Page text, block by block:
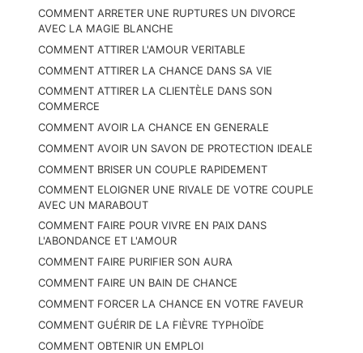
COMMENT ARRETER UNE RUPTURES UN DIVORCE
AVEC LA MAGIE BLANCHE
COMMENT ATTIRER L'AMOUR VERITABLE
COMMENT ATTIRER LA CHANCE DANS SA VIE
COMMENT ATTIRER LA CLIENTÈLE DANS SON
COMMERCE
COMMENT AVOIR LA CHANCE EN GENERALE
COMMENT AVOIR UN SAVON DE PROTECTION IDEALE
COMMENT BRISER UN COUPLE RAPIDEMENT
COMMENT ELOIGNER UNE RIVALE DE VOTRE COUPLE
AVEC UN MARABOUT
COMMENT FAIRE POUR VIVRE EN PAIX DANS
L'ABONDANCE ET L'AMOUR
COMMENT FAIRE PURIFIER SON AURA
COMMENT FAIRE UN BAIN DE CHANCE
COMMENT FORCER LA CHANCE EN VOTRE FAVEUR
COMMENT GUÉRIR DE LA FIÈVRE TYPHOÏDE
COMMENT OBTENIR UN EMPLOI